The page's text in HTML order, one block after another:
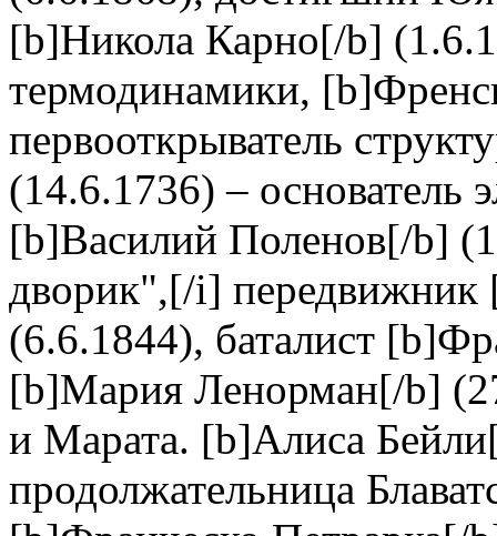
[b]Никола Карно[/b]
термодинамики,
первооткрыватель
(14.6.1736) – основатель
[b]Василий Поленов[/b]
дворик",[/i]
(6.6.1844), баталист
[b]Мария Ленорман[/b]
и Марата. [b]Алиса
продолжательница